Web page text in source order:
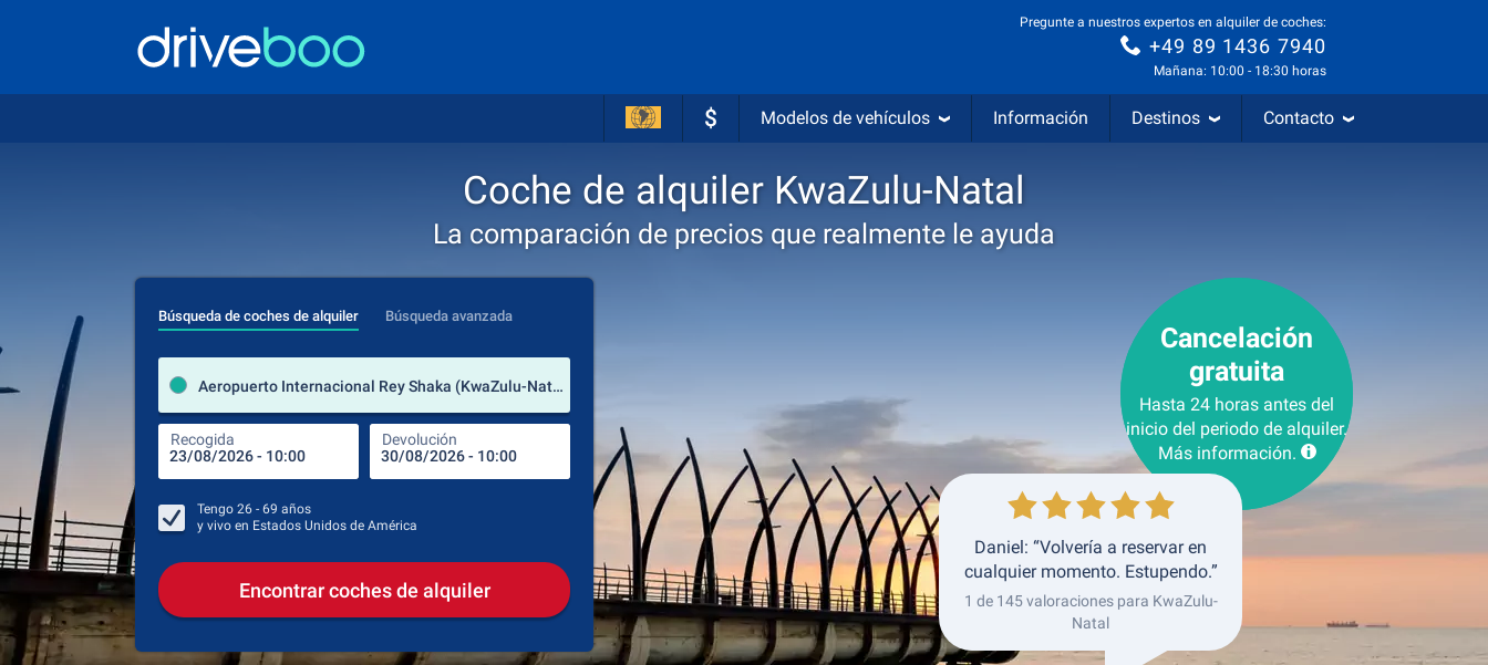
Pregunte a nuestros expertos en alquiler de coches:
+49 89 1436 7940
Mañana: 10:00 - 18:30 horas
$ Modelos de vehículos Información Destinos Contacto
Coche de alquiler KwaZulu-Natal
La comparación de precios que realmente le ayuda
Búsqueda de coches de alquiler Búsqueda avanzada
Aeropuerto Internacional Rey Shaka (KwaZulu-Natal / Sudáfrica)
Recogida Devolución Lugar de devolución
Recogida Devolución
Tengo 26 - 69 años
y vivo en Estados Unidos de América
Encontrar coches de alquiler
Cancelación
gratuita
Hasta 24 horas antes del
inicio del periodo de alquiler.
Más información.
Daniel: “Volvería a reservar en
cualquier momento. Estupendo.”
1 de 145 valoraciones para KwaZulu-
Natal